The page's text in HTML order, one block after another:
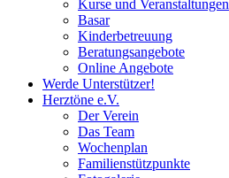
Kurse und Veranstaltungen
Basar
Kinderbetreuung
Beratungsangebote
Online Angebote
Werde Unterstützer!
Herztöne e.V.
Der Verein
Das Team
Wochenplan
Familienstützpunkte